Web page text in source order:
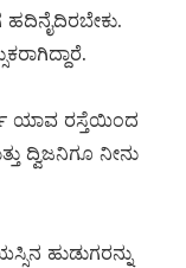
ಯಾವ ರಸ್ತೆಯಿಂದ
ದ್ವಿಜನಿಗೂ ನೀನು
ಹುಡುಗರನ್ನು